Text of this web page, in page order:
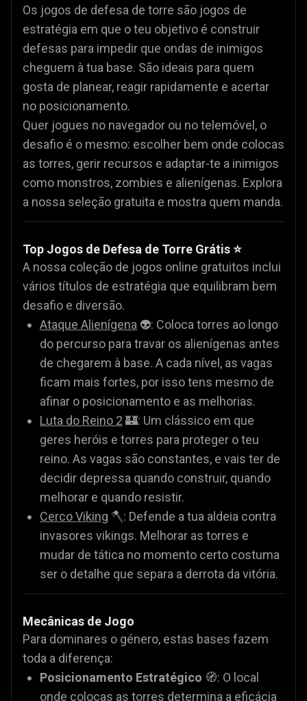
Os jogos de defesa de torre são jogos de
estratégia em que o teu objetivo é construir
defesas para impedir que ondas de inimigos
cheguem à tua base. São ideais para quem
gosta de planear, reagir rapidamente e acertar
no posicionamento.
Quer jogues no navegador ou no telemóvel, o
desafio é o mesmo: escolher bem onde colocas
as torres, gerir recursos e adaptar-te a inimigos
como monstros, zombies e alienígenas. Explora
a nossa seleção gratuita e mostra quem manda.
Top Jogos de Defesa de Torre Grátis ⭐
A nossa coleção de jogos online gratuitos inclui
vários títulos de estratégia que equilibram bem
desafio e diversão.
Ataque Alienígena 👽: Coloca torres ao longo
do percurso para travar os alienígenas antes
de chegarem à base. A cada nível, as vagas
ficam mais fortes, por isso tens mesmo de
afinar o posicionamento e as melhorias.
Luta do Reino 2 🏰: Um clássico em que
geres heróis e torres para proteger o teu
reino. As vagas são constantes, e vais ter de
decidir depressa quando construir, quando
melhorar e quando resistir.
Cerco Viking 🪓: Defende a tua aldeia contra
invasores vikings. Melhorar as torres e
mudar de tática no momento certo costuma
ser o detalhe que separa a derrota da vitória.
Mecânicas de Jogo
Para dominares o género, estas bases fazem
toda a diferença:
Posicionamento Estratégico 🧭: O local
onde colocas as torres determina a eficácia